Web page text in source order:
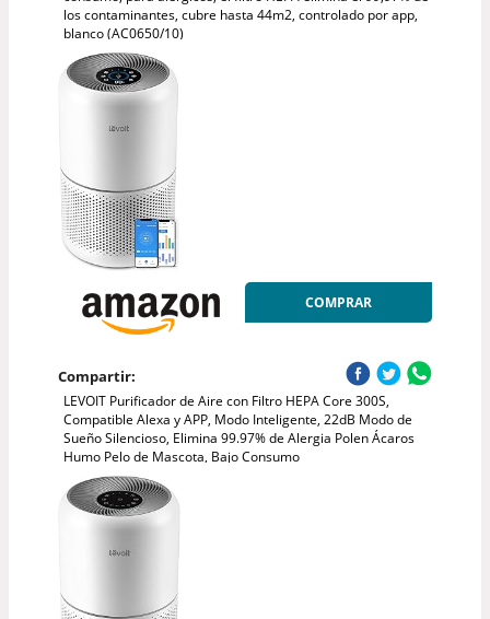
los contaminantes, cubre hasta 44m2, controlado por app,
blanco (AC0650/10)
COMPRAR
Compartir:
LEVOIT Purificador de Aire con Filtro HEPA Core 300S,
Compatible Alexa y APP, Modo Inteligente, 22dB Modo de
Sueño Silencioso, Elimina 99.97% de Alergia Polen Ácaros
Humo Pelo de Mascota, Bajo Consumo